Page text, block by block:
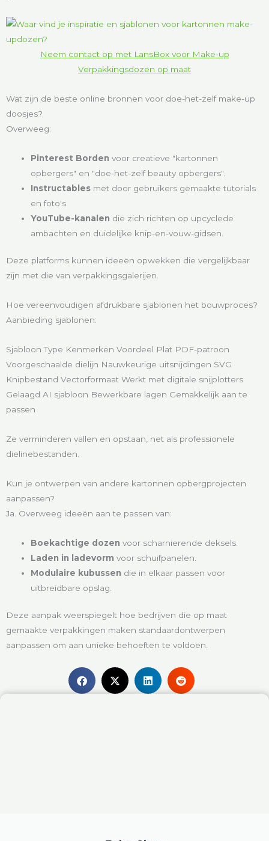
Neem contact op met LansBox voor Make-up
Verpakkingsdozen op maat
Wat zijn de beste online bronnen voor doe-het-zelf make-up
doosjes?
Overweeg:
Pinterest Borden voor creatieve "kartonnen
opbergers" en "doe-het-zelf beauty opbergers".
Instructables met door gebruikers gemaakte tutorials
en foto's.
YouTube-kanalen die zich richten op upcyclede
ambachten en duidelijke knip-en-vouw-gidsen.
Deze platforms kunnen ideeën opwekken die vergelijkbaar
zijn met die van verpakkingsgalerijen.
Hoe vereenvoudigen afdrukbare sjablonen het bouwproces?
Aanbieding sjablonen:
Sjabloon Type Kenmerken Voordeel Plat PDF-patroon
Voorgeschaalde dielijn Nauwkeurige uitsnijdingen SVG
Knipbestand Vectorformaat Werkt met digitale snijplotters
Gelaagd AI sjabloon Bewerkbare lagen Gemakkelijk aan te
passen
Ze verminderen vallen en opstaan, net als professionele
dielinebestanden.
Kun je ontwerpen van andere kartonnen opbergprojecten
aanpassen?
Ja. Overweeg ideeën aan te passen van:
Boekachtige dozen voor scharnierende deksels.
Laden in ladevorm voor schuifpanelen.
Modulaire kubussen die in elkaar passen voor
uitbreidbare opslag.
Deze aanpak weerspiegelt hoe bedrijven die op maat
gemaakte verpakkingen maken standaardontwerpen
aanpassen om aan unieke behoeften te voldoen.